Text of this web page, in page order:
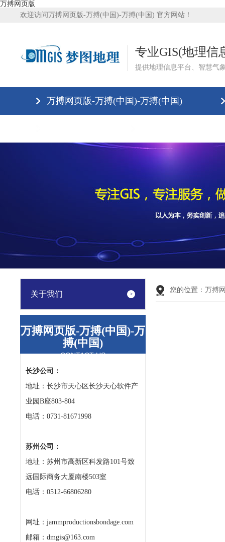
万搏网页版
欢迎访问万搏网页版-万搏(中国)-万搏(中国) 官方网站！
专业GIS(地理信
提供地理信息平台、智慧气
万搏网页版-万搏(中国)-万搏(中国)
关于我们
万搏网页版-万搏(中国)-万
搏(中国)
CONTACT US
长沙公司：
地址：长沙市天心区长沙天心软件产
业园B座803-804
电话：0731-81671998
苏州公司：
地址：苏州市高新区科发路101号致
远国际商务大厦南楼503室
电话：0512-66806280
网址：jammproductionsbondage.com
邮箱：dmgis@163.com
您的位置： 万搏